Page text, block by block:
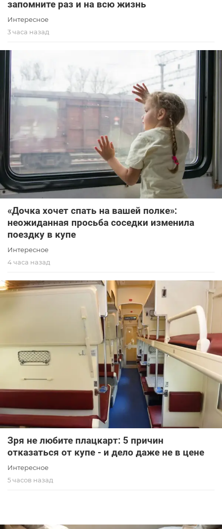
запомните раз и на всю жизнь
Интересное
3 часа назад
«Дочка хочет спать на вашей полке»:
неожиданная просьба соседки изменила
поездку в купе
Интересное
4 часа назад
Зря не любите плацкарт: 5 причин
отказаться от купе - и дело даже не в цене
Интересное
5 часов назад